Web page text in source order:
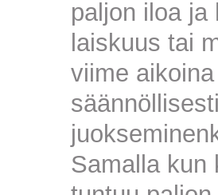
paljon iloa
laiskuus tai
viime
Samalla kun